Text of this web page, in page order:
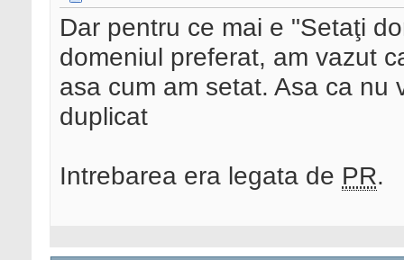
Dar pentru ce mai e "Setaţi
domeniul preferat, am vazut
asa cum am setat. Asa ca nu
duplicat
Intrebarea era legata de PR.